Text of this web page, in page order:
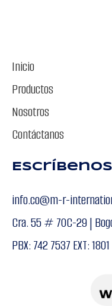
Inicio
Productos
Nosotros
Contáctanos
Escríbenos
info.co@m-r-
Cra. 55 # 70C-29 |
PBX: 742 7537 EXT: 1801